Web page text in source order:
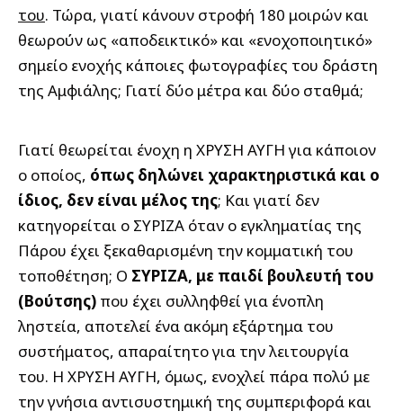
του. Τώρα, γιατί κάνουν στροφή 180 μοιρών και
θεωρούν ως «αποδεικτικό» και «ενοχοποιητικό»
σημείο ενοχής κάποιες φωτογραφίες του δράστη
της Αμφιάλης; Γιατί δύο μέτρα και δύο σταθμά;
Γιατί θεωρείται ένοχη η ΧΡΥΣΗ ΑΥΓΗ για κάποιον
ο οποίος, όπως δηλώνει χαρακτηριστικά και ο
ίδιος, δεν είναι μέλος της; Και γιατί δεν
κατηγορείται ο ΣΥΡΙΖΑ όταν ο εγκληματίας της
Πάρου έχει ξεκαθαρισμένη την κομματική του
τοποθέτηση; Ο ΣΥΡΙΖΑ, με παιδί βουλευτή του
(Βούτσης) που έχει συλληφθεί για ένοπλη
ληστεία, αποτελεί ένα ακόμη εξάρτημα του
συστήματος, απαραίτητο για την λειτουργία
του. Η ΧΡΥΣΗ ΑΥΓΗ, όμως, ενοχλεί πάρα πολύ με
την γνήσια αντισυστημική της συμπεριφορά και